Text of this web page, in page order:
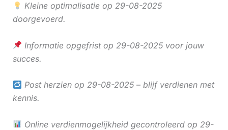
Kleine optimalisatie op 29-08-2025
doorgevoerd.
Informatie opgefrist op 29-08-2025 voor jouw
succes.
Post herzien op 29-08-2025 – blijf verdienen met
kennis.
Online verdienmogelijkheid gecontroleerd op 29-